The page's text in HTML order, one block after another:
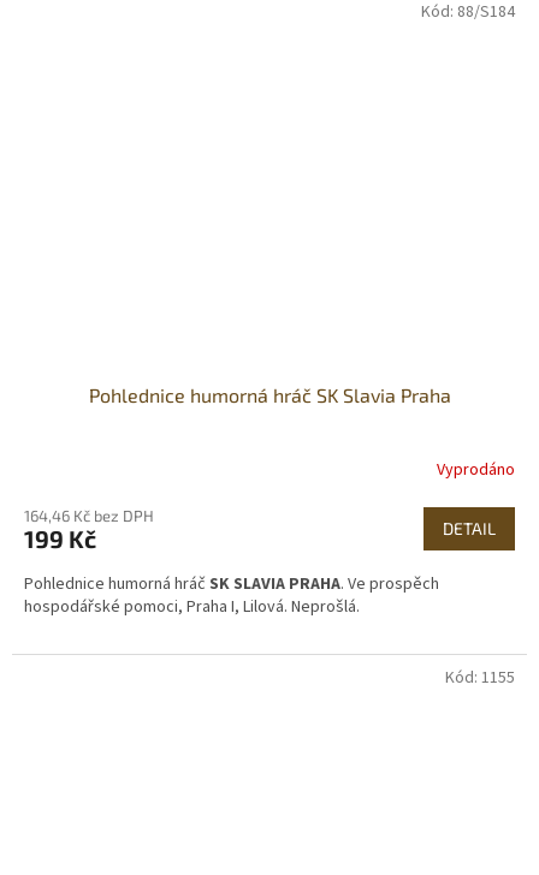
Pohlednice humorná hráč SK Slavia Praha
Vyprodáno
164,46 Kč bez DPH
199 Kč DETAIL
Pohlednice humorná hráč SK SLAVIA PRAHA. Ve prospěch
hospodářské pomoci, Praha I, Lilová. Neprošlá.
Kód: 88/S184
Kód: 1155